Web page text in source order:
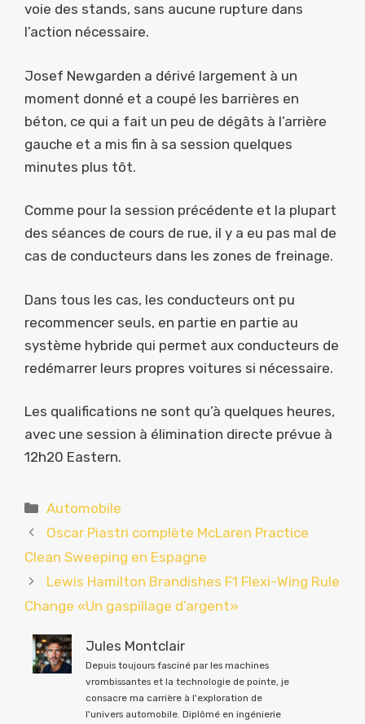
voie des stands, sans aucune rupture dans
l’action nécessaire.
Josef Newgarden a dérivé largement à un
moment donné et a coupé les barrières en
béton, ce qui a fait un peu de dégâts à l’arrière
gauche et a mis fin à sa session quelques
minutes plus tôt.
Comme pour la session précédente et la plupart
des séances de cours de rue, il y a eu pas mal de
cas de conducteurs dans les zones de freinage.
Dans tous les cas, les conducteurs ont pu
recommencer seuls, en partie en partie au
système hybride qui permet aux conducteurs de
redémarrer leurs propres voitures si nécessaire.
Les qualifications ne sont qu’à quelques heures,
avec une session à élimination directe prévue à
12h20 Eastern.
Catégories
Automobile
Oscar Piastri complète McLaren Practice
Clean Sweeping en Espagne
Lewis Hamilton Brandishes F1 Flexi-Wing Rule
Change «Un gaspillage d’argent»
Jules Montclair
Depuis toujours fasciné par les machines
vrombissantes et la technologie de pointe, je
consacre ma carrière à l'exploration de
l'univers automobile. Diplômé en ingénierie